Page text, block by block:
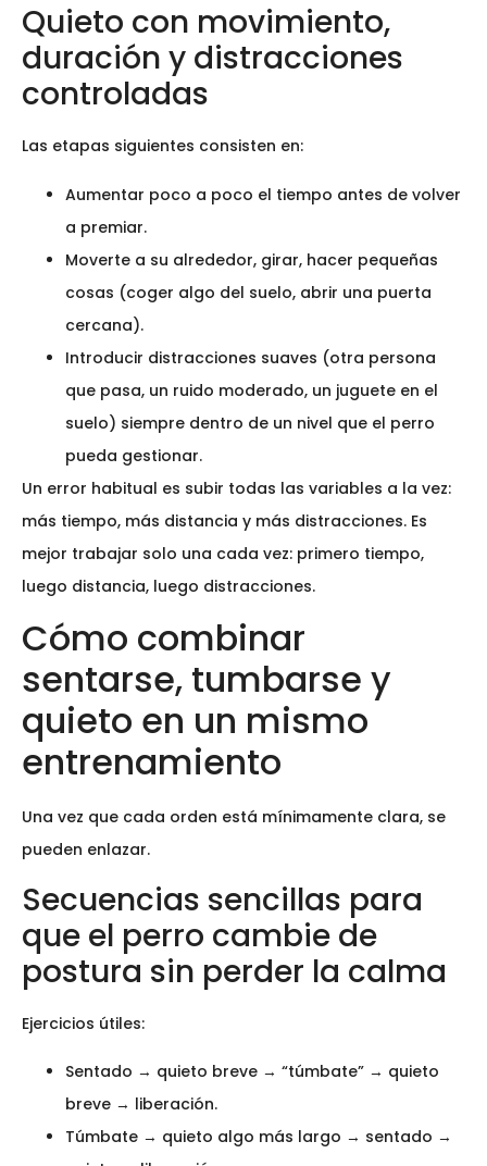
Quieto con movimiento,
duración y distracciones
controladas
Las etapas siguientes consisten en:
Aumentar poco a poco el tiempo antes de volver
a premiar.
Moverte a su alrededor, girar, hacer pequeñas
cosas (coger algo del suelo, abrir una puerta
cercana).
Introducir distracciones suaves (otra persona
que pasa, un ruido moderado, un juguete en el
suelo) siempre dentro de un nivel que el perro
pueda gestionar.
Un error habitual es subir todas las variables a la vez:
más tiempo, más distancia y más distracciones. Es
mejor trabajar solo una cada vez: primero tiempo,
luego distancia, luego distracciones.
Cómo combinar
sentarse, tumbarse y
quieto en un mismo
entrenamiento
Una vez que cada orden está mínimamente clara, se
pueden enlazar.
Secuencias sencillas para
que el perro cambie de
postura sin perder la calma
Ejercicios útiles:
Sentado → quieto breve → “túmbate” → quieto
breve → liberación.
Túmbate → quieto algo más largo → sentado →